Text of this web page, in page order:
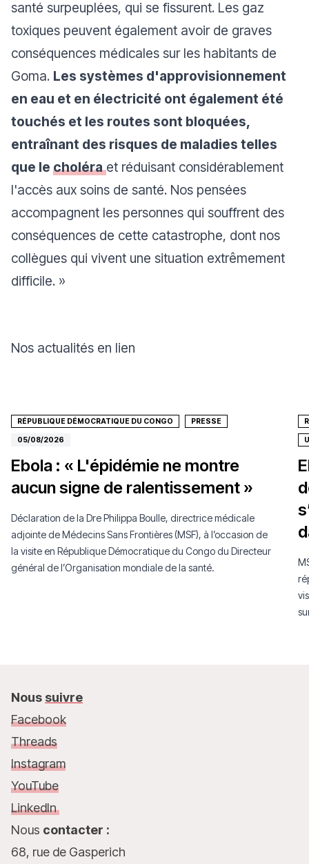
santé surpeuplées, qui se fissurent. Les gaz
toxiques peuvent également avoir de graves
conséquences médicales sur les habitants de
Goma. Les systèmes d'approvisionnement
en eau et en électricité ont également été
touchés et les routes sont bloquées,
entraînant des risques de maladies telles
que le choléra et réduisant considérablement
l'accès aux soins de santé. Nos pensées
accompagnent les personnes qui souffrent des
conséquences de cette catastrophe, dont nos
collègues qui vivent une situation extrêmement
difficile. »
Nos actualités en lien
RÉPUBLIQUE DÉMOCRATIQUE DU CONGO PRESSE
05/08/2026
Ebola : « L'épidémie ne montre
aucun signe de ralentissement »
Déclaration de la Dre Philippa Boulle, directrice médicale
adjointe de Médecins Sans Frontières (MSF), à l’occasion de
la visite en République Démocratique du Congo du Directeur
général de l’Organisation mondiale de la santé.
Nous suivre
Facebook
Threads
Instagram
YouTube
LinkedIn
Nous contacter :
68, rue de Gasperich